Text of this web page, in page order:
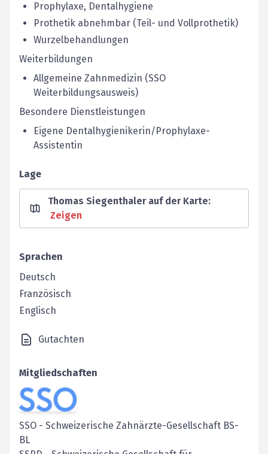
Prophylaxe, Dentalhygiene
Prothetik abnehmbar (Teil- und Vollprothetik)
Wurzelbehandlungen
Weiterbildungen
Allgemeine Zahnmedizin (SSO
Weiterbildungsausweis)
Besondere Dienstleistungen
Eigene Dentalhygienikerin/Prophylaxe-
Assistentin
Lage
Thomas Siegenthaler auf der Karte:
Zeigen
Sprachen
Deutsch
Französisch
Englisch
Gutachten
Mitgliedschaften
SSO - Schweizerische Zahnärzte-Gesellschaft BS-
BL